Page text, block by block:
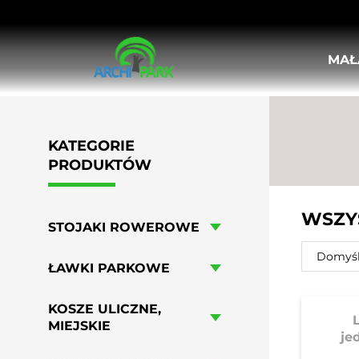
STOJAKI ROWEROWE
KRATY I OSŁONY POD DRZEWA
OSŁONY PIONOWE DO DRZEW
BARIERKI MIEJSKIE
TABLICE OGŁOSZENIOWE I
POPIELNICE
MEBLE OGRODOWO-PIKNIKOWE
KATEGORIE
PRODUKTÓW
STOJAKI ROWEROWE
ŁAWKI PARKOWE
KOSZE ULICZNE,
MIEJSKIE